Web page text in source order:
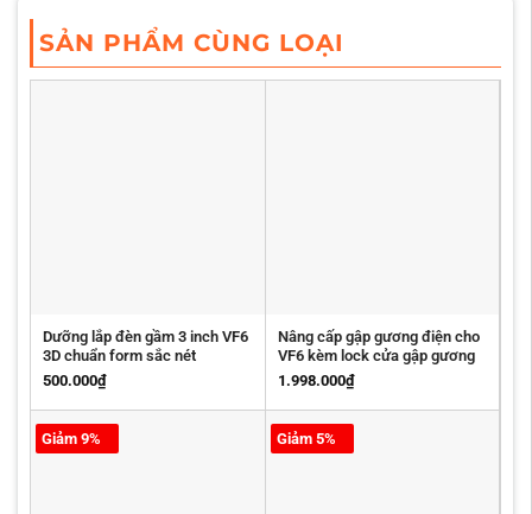
SẢN PHẨM CÙNG LOẠI
Dưỡng lắp đèn gầm 3 inch VF6
3D chuẩn form sắc nét
500.000₫
Nâng cấp gập gương điện cho
VF6 kèm lock cửa gập gương
1.998.000₫
Giảm 9% Giảm 5%